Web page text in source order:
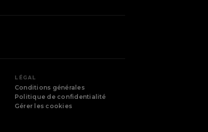
LÉGAL
Conditions générales
Politique de confidentialité
Gérer les cookies